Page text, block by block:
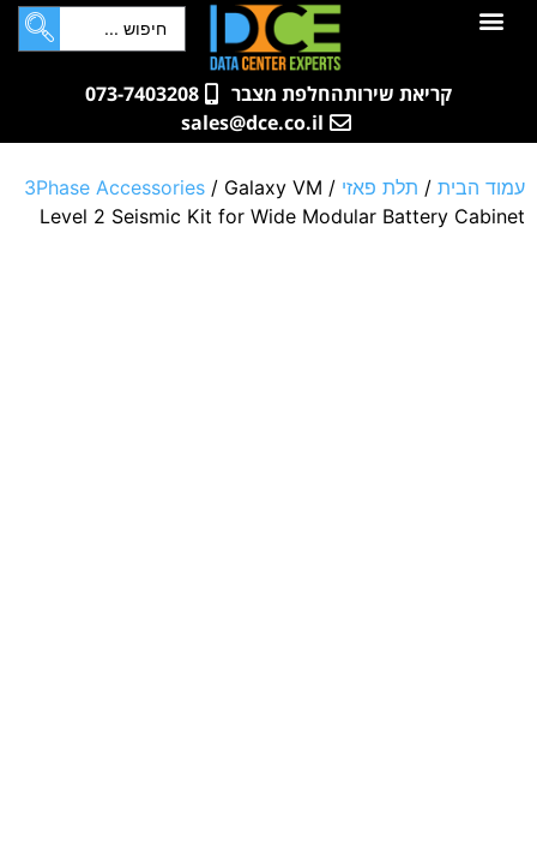
לתוכן
קריאת שירותהחלפת מצבר
073-7403208
sales@dce.co.il
עמוד הבית / תלת פאזי /
3Phase Accessories / Galaxy VM
Level 2 Seismic Kit for Wide Modular Battery Cabinet